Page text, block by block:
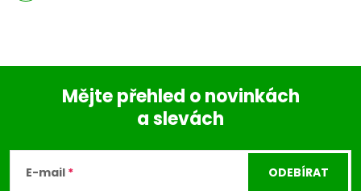
Mějte přehled o novinkách
a slevách
E-mail ODEBÍRAT